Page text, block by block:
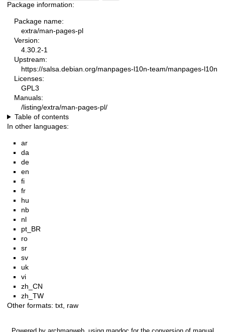
Package information:
Package name:
extra/man-pages-pl
Version:
4.30.2-1
Upstream:
https://salsa.debian.org/manpages-l10n-team/manpages-l10n
Licenses:
GPL3
Manuals:
/listing/extra/man-pages-pl/
Table of contents
In other languages:
ar
da
de
en
fi
fr
hu
nb
nl
pt_BR
ro
sr
sv
uk
vi
zh_CN
zh_TW
Other formats: txt raw